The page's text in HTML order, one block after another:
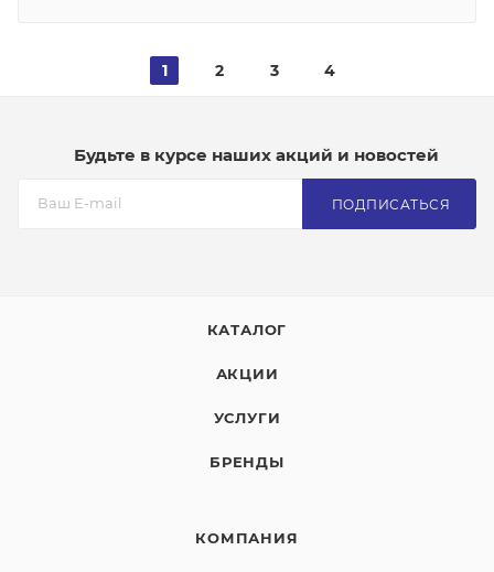
1 2 3 4
Будьте в курсе наших акций и новостей
ПОДПИСАТЬСЯ
КАТАЛОГ
АКЦИИ
УСЛУГИ
БРЕНДЫ
КОМПАНИЯ